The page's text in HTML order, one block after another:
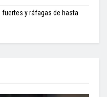
y ráfagas de hasta